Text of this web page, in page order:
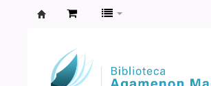
Agamenon
Magalhães